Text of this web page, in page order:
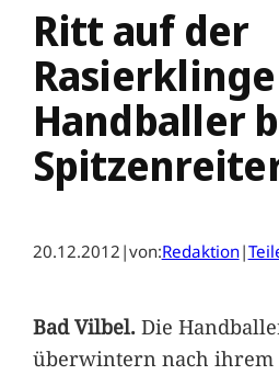
Ritt auf der
Rasierklinge
Handballer
20.12.2012 |von:Redaktion|
Bad Vilbel.Die
überwintern nach ihrem